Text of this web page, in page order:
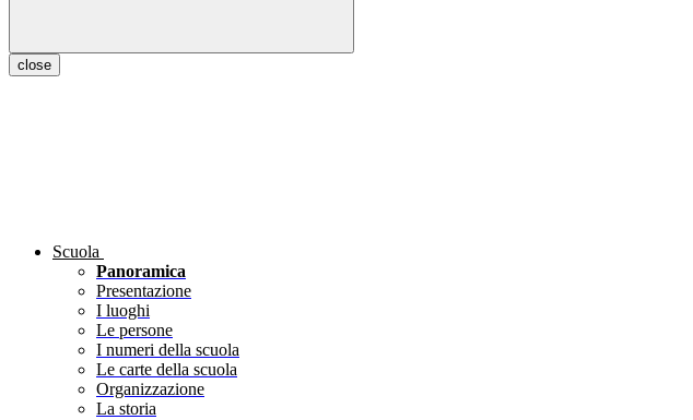
close
Scuola
Panoramica
Presentazione
I luoghi
Le persone
I numeri della scuola
Le carte della scuola
Organizzazione
La storia